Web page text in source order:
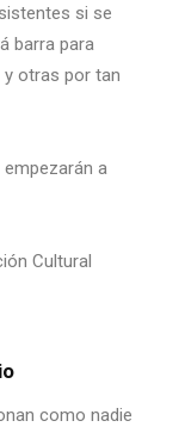
si se
barra para
otras por tan
a
Cultural
como nadie